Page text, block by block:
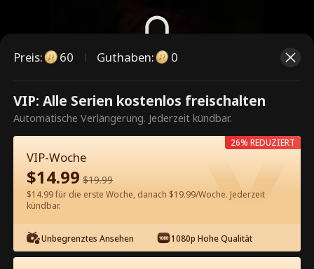
Dies ist eine kostenpflichtige
Episode. Bitte entsperren, um
weiterzusehen.
60Jetzt entsperren
Kostenlos in der App ansehen
Preis: 60 Guthaben: 0
VIP: Alle Serien kostenlos freischalten
Automatische Verlängerung. Jederzeit kündbar.
VIP-Woche
$14.99 $19.99
$14.99 für die erste Woche, danach $19.99/Woche. Jederzeit
kündbar.
Unbegrenztes Ansehen 1080p Hohe Qualität
26% REDUZIERT